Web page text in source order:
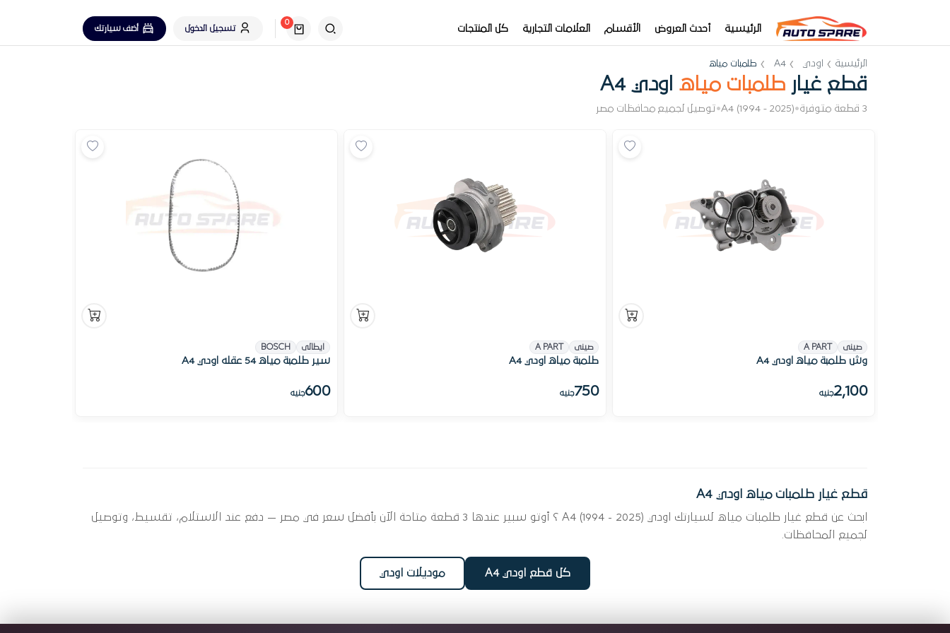
الرئيسية أحدث العروض الأقسام العلامات التجارية كل المنتجات
0
تسجيل الدخول
أضف سيارتك
الرئيسية اودي A4 طلمبات مياه
قطع غيار طلمبات مياه اودي A4
3 قطعة متوفرة •
A4 (1994 - 2025)
•توصيل لجميع محافظات مصر
صينى A PART
وش طلمبة مياه اودي A4
2,100جنيه
صينى A PART
طلمبة مياه اودي A4
750جنيه
ايطالى BOSCH
سير طلمبة مياه 54 عقله اودي A4
600جنيه
قطع غيار طلمبات مياه اودي A4
ابحث عن قطع غيار طلمبات مياه لسيارتك اودي A4 (1994 - 2025) ؟ أوتو سبير عندها 3 قطعة متاحة الآن بأفضل سعر في مصر — دفع عند الاستلام، تقسيط، وتوصيل
لجميع المحافظات.
كل قطع اودي A4 موديلات اودي